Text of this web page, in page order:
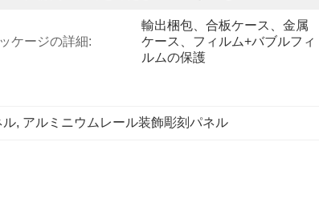
ケージの詳細:
輸出梱包、合板ケース、金属
ケース、フィルム+バブルフィ
ルムの保護
ル, アルミニウムレール装飾彫刻パネル